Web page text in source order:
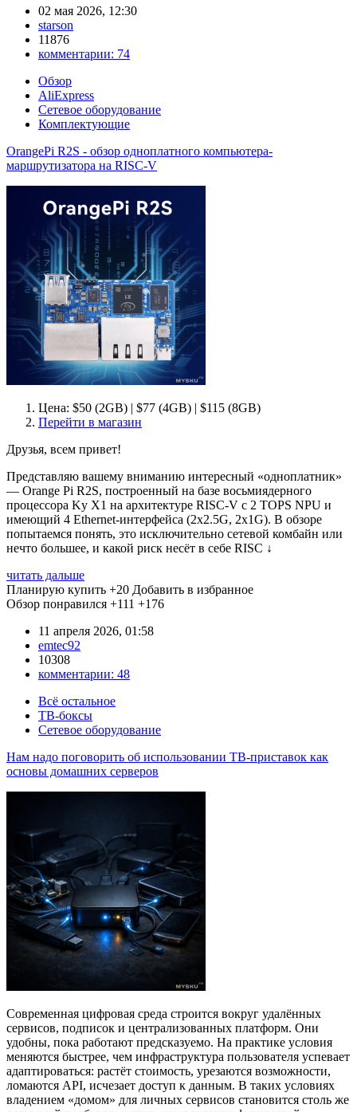
02 мая 2026, 12:30
starson
11876
комментарии: 74
Обзор
AliExpress
Сетевое оборудование
Комплектующие
OrangePi R2S - обзор одноплатного компьютера-
маршрутизатора на RISC-V
Цена: $50 (2GB) | $77 (4GB) | $115 (8GB)
Перейти в магазин
Друзья, всем привет!
Представляю вашему вниманию интересный «одноплатник»
— Orange Pi R2S, построенный на базе восьмиядерного
процессора Ky X1 на архитектуре RISC-V с 2 TOPS NPU и
имеющий 4 Ethernet-интерфейса (2x2.5G, 2x1G). В обзоре
попытаемся понять, это исключительно сетевой комбайн или
нечто большее, и какой риск несёт в себе RISC ↓
читать дальше
Планирую купить +20 Добавить в избранное
Обзор понравился +111 +176
11 апреля 2026, 01:58
emtec92
10308
комментарии: 48
Всё остальное
ТВ-боксы
Сетевое оборудование
Нам надо поговорить об использовании ТВ-приставок как
основы домашних серверов
Современная цифровая среда строится вокруг удалённых
сервисов, подписок и централизованных платформ. Они
удобны, пока работают предсказуемо. На практике условия
меняются быстрее, чем инфраструктура пользователя успевает
адаптироваться: растёт стоимость, урезаются возможности,
ломаются API, исчезает доступ к данным. В таких условиях
владением «домом» для личных сервисов становится столь же